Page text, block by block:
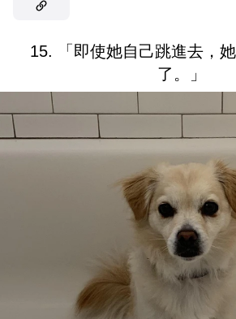
15. 「即使她自己跳進去，
了。」